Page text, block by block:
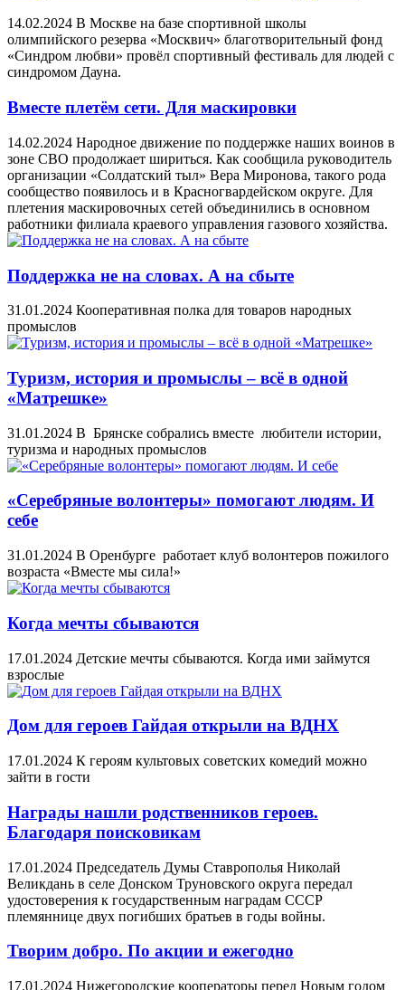
14.02.2024 В Москве на базе спортивной школы
олимпийского резерва «Москвич» благотворительный фонд
«Синдром любви» провёл спортивный фестиваль для людей с
синдромом Дауна.
Вместе плетём сети. Для маскировки
14.02.2024 Народное движение по поддержке наших воинов в
зоне СВО продолжает шириться. Как сообщила руководитель
организации «Солдатский тыл» Вера Миронова, такого рода
сообщество появилось и в Красногвардейском округе. Для
плетения маскировочных сетей объединились в основном
работники филиала краевого управления газового хозяйства.
Поддержка не на словах. А на сбыте
31.01.2024 Кооперативная полка для товаров народных
промыслов
Туризм, история и промыслы – всё в одной
«Матрешке»
31.01.2024 В Брянске собрались вместе любители истории,
туризма и народных промыслов
«Серебряные волонтеры» помогают людям. И
себе
31.01.2024 В Оренбурге работает клуб волонтеров пожилого
возраста «Вместе мы сила!»
Когда мечты сбываются
17.01.2024 Детские мечты сбываются. Когда ими займутся
взрослые
Дом для героев Гайдая открыли на ВДНХ
17.01.2024 К героям культовых советских комедий можно
зайти в гости
Награды нашли родственников героев.
Благодаря поисковикам
17.01.2024 Председатель Думы Ставрополья Николай
Великдань в селе Донском Труновского округа передал
удостоверения к государственным наградам СССР
племяннице двух погибших братьев в годы войны.
Творим добро. По акции и ежегодно
17.01.2024 Нижегородские кооператоры перед Новым годом